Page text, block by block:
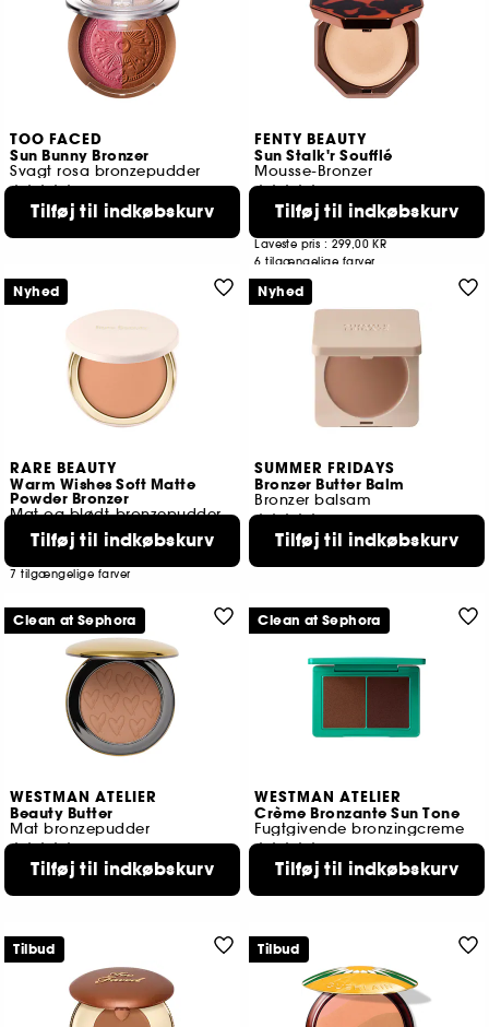
TOO FACED
Sun Bunny Bronzer
Svagt rosa bronzepudder
78
289,00 KR
Tilføj til indkøbskurv
FENTY BEAUTY
Sun Stalk'r Soufflé
Mousse-Bronzer
58
239,00 KR
Laveste pris : 299,00 KR
6 tilgængelige farver
Tilføj til indkøbskurv
RARE BEAUTY
Warm Wishes Soft Matte
Powder Bronzer
Mat og blødt-bronzepudder
159
209,00 KR
7 tilgængelige farver
Tilføj til indkøbskurv
Nyhed
SUMMER FRIDAYS
Bronzer Butter Balm
Bronzer balsam
6
279,00 KR
Tilføj til indkøbskurv
Nyhed
WESTMAN ATELIER
Beauty Butter
Mat bronzepudder
88
669,00 KR
Tilføj til indkøbskurv
Clean at Sephora
WESTMAN ATELIER
Crème Bronzante Sun Tone
Fugtgivende bronzingcreme
283
679,00 KR
Tilføj til indkøbskurv
Clean at Sephora
Tilbud Tilbud